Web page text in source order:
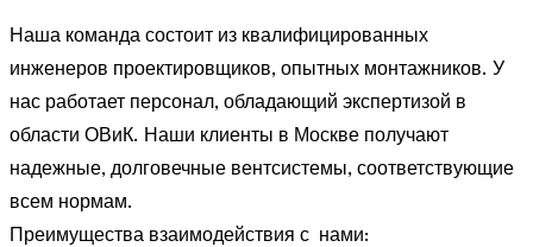
Наша команда состоит из квалифицированных
инженеров проектировщиков, опытных монтажников. У
нас работает персонал, обладающий экспертизой в
области ОВиК. Наши клиенты в Москве получают
надежные, долговечные вентсистемы, соответствующие
всем нормам.
Преимущества взаимодействия с нами: